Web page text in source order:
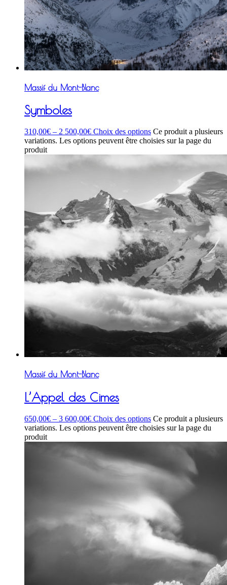
Massif du Mont-Blanc
Symboles
310,00€ – 2 500,00€ Choix des options Ce produit a plusieurs
variations. Les options peuvent être choisies sur la page du
produit
Massif du Mont-Blanc
L’Appel des Cimes
650,00€ – 3 600,00€ Choix des options Ce produit a plusieurs
variations. Les options peuvent être choisies sur la page du
produit